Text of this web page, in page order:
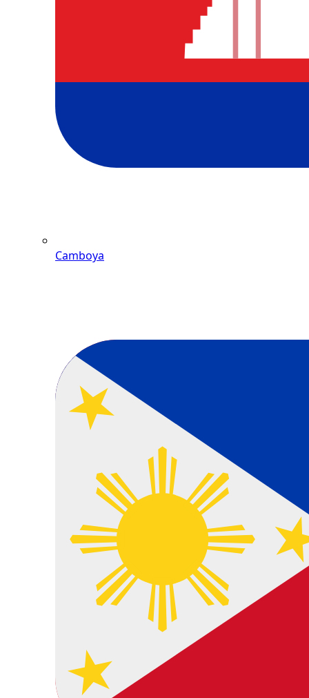
Camboya